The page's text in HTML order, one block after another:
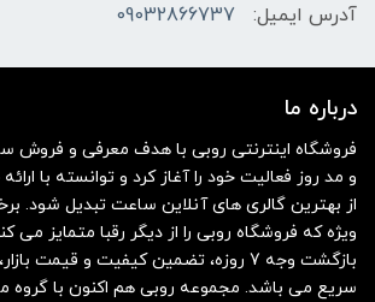
آدرس ایمیل:
09032866737
درباره ما
فروشگاه اینترنتی روبی با هدف معرفی و فروش
و مد روز فعالیت خود را آغاز کرد و توانسته با
از بهترین گالری های آنلاین ساعت تبدیل شود.
ویژه که فروشگاه روبی را از دیگر رقبا متمایز می
بازگشت وجه 7 روزه، تضمین کیفیت و قیمت
سریع می باشد. مجموعه روبی هم اکنون با